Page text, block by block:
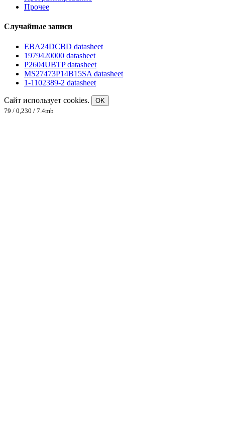
Прочее
Случайные записи
EBA24DCBD datasheet
1979420000 datasheet
P2604UBTP datasheet
MS27473P14B15SA datasheet
1-1102389-2 datasheet
Сайт использует cookies.
OK
79 / 0,230 / 7.4mb